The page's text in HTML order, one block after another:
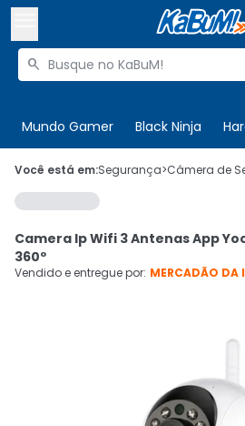
Buscar produtos

Mundo Gamer Black Ninja
 Olá. Acesse sua conta
 Departamentos
 Cupons
CADASTRE-SE
Você está em:Segurança>Câmera de
Camera Ip Wifi 3 Antenas App
360º
Vendido e entregue por: MERCADÃO DA